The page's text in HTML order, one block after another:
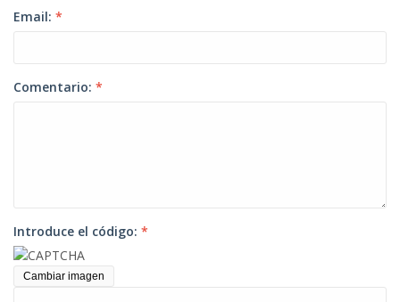
Email: *
Comentario: *
Introduce el código: *
Cambiar imagen